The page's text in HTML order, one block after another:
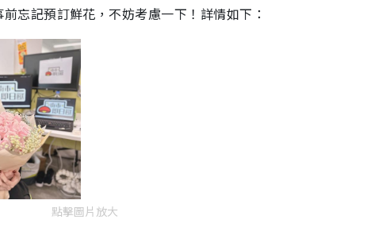
忘記預訂鮮花，不妨考慮一下！詳情如下：
點擊圖片放大